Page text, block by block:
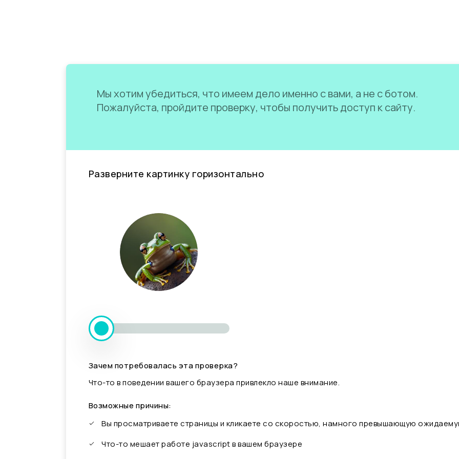
Мы хотим убедиться, что имеем дело именно с вами, а не с ботом.
Пожалуйста, пройдите проверку, чтобы получить доступ к сайту.
Разверните картинку горизонтально
Зачем потребовалась эта проверка?
Что-то в поведении вашего браузера привлекло наше внимание.
Возможные причины:
Вы просматриваете страницы и кликаете со скоростью, намного превышающую
Что-то мешает работе javascript в вашем браузере